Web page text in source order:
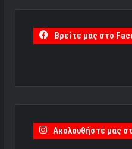
Βρείτε μας στο
Ακολουθήστε μας